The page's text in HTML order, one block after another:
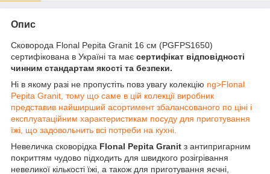
Опис
Сковорода Flonal Pepita Granit 16 см (PGFPS1650)
сертифікована в Україні та має сертифікат відповідності
чинним стандартам якості та безпеки.
Ні в якому разі не пропустіть повз увагу колекцію ng>Flonal
Pepita Granit, тому що саме в цій колекції виробник
представив найширший асортимент збалансованого по ціні і
експлуатаційним характеристикам посуду для приготування
їжі, що задовольнить всі потреби на кухні.
Невеличка сковорідка Flonal Pepita Granit з антипригарним
покриттям чудово підходить для швидкого розігрівання
невеликої кількості їжі, а також для приготування яєчні,